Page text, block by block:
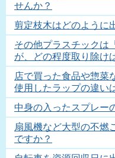
せんか？
剪定枝木はどのように
その他プラスチックは
が、どの程度取り除け
店で買った食品や惣菜
使用したラップの違い
中身の入ったスプレー
扇風機など大型の不燃
ですか？